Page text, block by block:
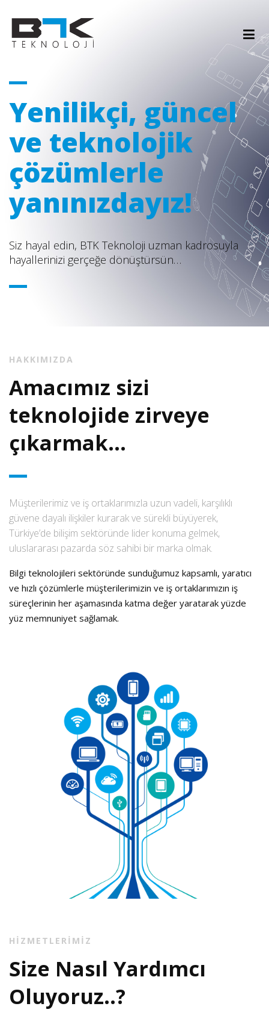
Yenilikçi, güncel
ve teknolojik
çözümlerle
yanınızdayız!
Siz hayal edin, BTK Teknoloji uzman kadrosuyla
hayallerinizi gerçeğe dönüştürsün…
HAKKIMIZDA
Amacımız sizi
teknolojide zirveye
çıkarmak...
Müşterilerimiz ve iş ortaklarımızla uzun vadeli, karşılıklı
güvene dayalı ilişkiler kurarak ve sürekli büyüyerek,
Türkiye’de bilişim sektöründe lider konuma gelmek,
uluslararası pazarda söz sahibi bir marka olmak.
Bilgi teknolojileri sektöründe sunduğumuz kapsamlı, yaratıcı
ve hızlı çözümlerle müşterilerimizin ve iş ortaklarımızın iş
süreçlerinin her aşamasında katma değer yaratarak yüzde
yüz memnuniyet sağlamak.
HİZMETLERİMİZ
Size Nasıl Yardımcı
Oluyoruz..?